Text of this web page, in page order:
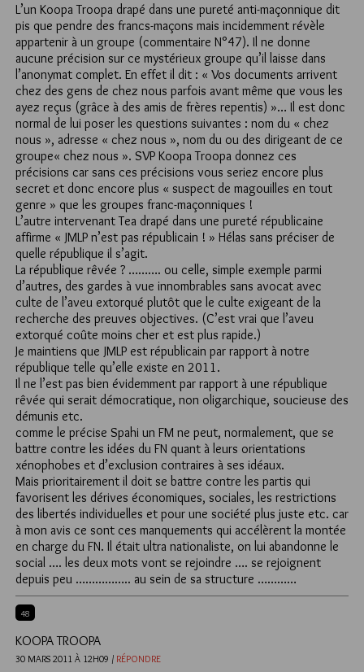
L’un Koopa Troopa drapé dans une pureté anti-maçonnique dit
pis que pendre des francs-maçons mais incidemment révèle
appartenir à un groupe (commentaire N°47). Il ne donne
aucune précision sur ce mystérieux groupe qu’il laisse dans
l’anonymat complet. En effet il dit : « Vos documents arrivent
chez des gens de chez nous parfois avant même que vous les
ayez reçus (grâce à des amis de frères repentis) »… Il est donc
normal de lui poser les questions suivantes : nom du « chez
nous », adresse « chez nous », nom du ou des dirigeant de ce
groupe« chez nous ». SVP Koopa Troopa donnez ces
précisions car sans ces précisions vous seriez encore plus
secret et donc encore plus « suspect de magouilles en tout
genre » que les groupes franc-maçonniques !
L’autre intervenant Tea drapé dans une pureté républicaine
affirme « JMLP n’est pas républicain ! » Hélas sans préciser de
quelle république il s’agit.
La république rêvée ? ………. ou celle, simple exemple parmi
d’autres, des gardes à vue innombrables sans avocat avec
culte de l’aveu extorqué plutôt que le culte exigeant de la
recherche des preuves objectives. (C’est vrai que l’aveu
extorqué coûte moins cher et est plus rapide.)
Je maintiens que JMLP est républicain par rapport à notre
république telle qu’elle existe en 2011.
Il ne l’est pas bien évidemment par rapport à une république
rêvée qui serait démocratique, non oligarchique, soucieuse des
démunis etc.
comme le précise Spahi un FM ne peut, normalement, que se
battre contre les idées du FN quant à leurs orientations
xénophobes et d’exclusion contraires à ses idéaux.
Mais prioritairement il doit se battre contre les partis qui
favorisent les dérives économiques, sociales, les restrictions
des libertés individuelles et pour une société plus juste etc. car
à mon avis ce sont ces manquements qui accélèrent la montée
en charge du FN. Il était ultra nationaliste, on lui abandonne le
social …. les deux mots vont se rejoindre …. se rejoignent
depuis peu …………….. au sein de sa structure …………
48
KOOPA TROOPA
30 MARS 2011 À 12H09 / RÉPONDRE